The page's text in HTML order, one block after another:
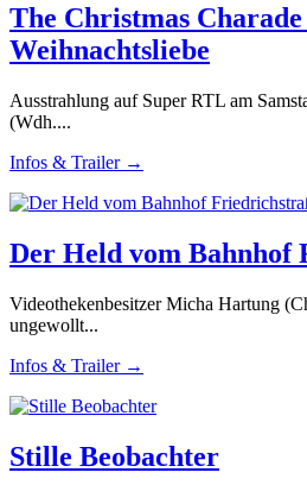
The Christmas
Weihnachtsliebe
Ausstrahlung auf Super RTL am
(Wdh....
Infos & Trailer →
Der Held vom Bahnhof
Videothekenbesitzer Micha Hartung
ungewollt...
Infos & Trailer →
Stille Beobachter